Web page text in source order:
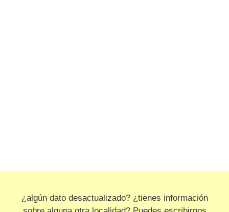
¿algún dato desactualizado? ¿tienes información